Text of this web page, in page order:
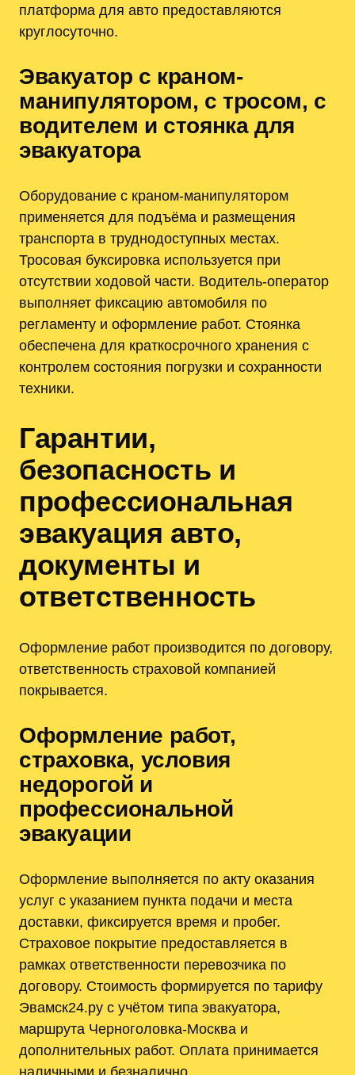
платформа для авто предоставляются
круглосуточно.
Эвакуатор с краном-
манипулятором, с тросом, с
водителем и стоянка для
эвакуатора
Оборудование с краном-манипулятором
применяется для подъёма и размещения
транспорта в труднодоступных местах.
Тросовая буксировка используется при
отсутствии ходовой части. Водитель-оператор
выполняет фиксацию автомобиля по
регламенту и оформление работ. Стоянка
обеспечена для краткосрочного хранения с
контролем состояния погрузки и сохранности
техники.
Гарантии,
безопасность и
профессиональная
эвакуация авто,
документы и
ответственность
Оформление работ производится по договору,
ответственность страховой компанией
покрывается.
Оформление работ,
страховка, условия
недорогой и
профессиональной
эвакуации
Оформление выполняется по акту оказания
услуг с указанием пункта подачи и места
доставки, фиксируется время и пробег.
Страховое покрытие предоставляется в
рамках ответственности перевозчика по
договору. Стоимость формируется по тарифу
Эвамск24.ру с учётом типа эвакуатора,
маршрута Черноголовка-Москва и
дополнительных работ. Оплата принимается